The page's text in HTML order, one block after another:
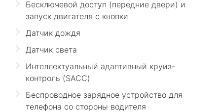
Бесключевой доступ (передние двери) и
запуск двигателя с кнопки
Датчик дождя
Датчик света
Интеллектуальный адаптивный круиз-
контроль (SACC)
Беспроводное зарядное устройство для
телефона со стороны водителя